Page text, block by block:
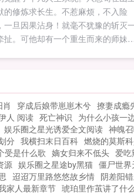
公司提供了千万个就业岗位，让千万
奔小康。月进账亿万贯！富可敌国
民急了快召我儿回宫，大不了朕给
。晚了！六皇子带着他的远洋舰队
求他回来！如果您喜欢大唐第一逆
别忘记分享给朋友...
的修炼求长生。不惹麻烦，不入险
一旦因果沾身！就毫不犹豫的斩灭
扯。可他却有一个重生而来的师妹
高调了怎么办，别忘记分享给朋友
肖 穿成后娘带崽崽木兮 撩妻成瘾
人 阅读 死亡神识 为什么小孩一
娱乐圈之星光诱爱全文阅读 神魄
分 我横扫末日百科 燃烧的莫斯
受是什么歌 嫡女归来不低头 爱吃
源 娱乐圈之星途by黑猫 僵尸世界
迢迢万里路悠悠故乡情 阴差阳
家人最新章节 琥珀里作茧讲了什